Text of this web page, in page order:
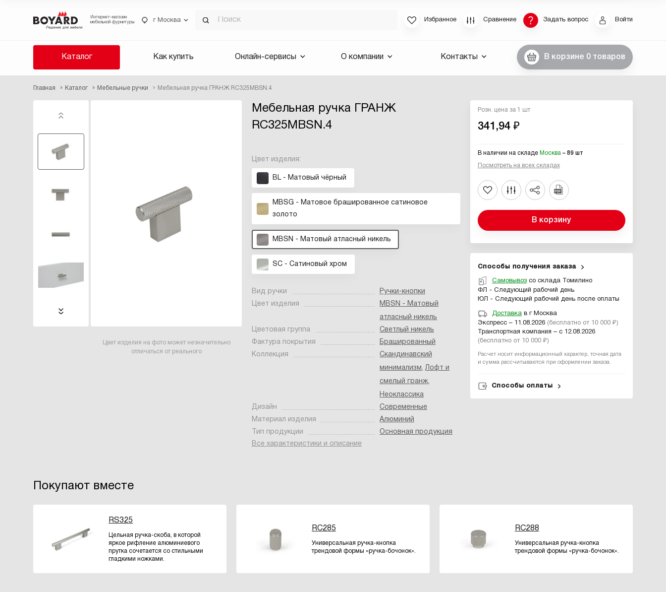
Интернет-магазин
мебельной фурнитуры
г Москва Избранное Сравнение Задать вопрос Войти
Каталог Как купить Онлайн-сервисы О компании Контакты В корзине 0 товаров
Главная Каталог Мебельные ручки Мебельная ручка ГРАНЖ RC325MBSN.4
Мебельная ручка ГРАНЖ
RC325MBSN.4
Цвет изделия на фото может незначительно
отличаться от реального
Цвет изделия:
BL - Матовый чёрный
MBSG - Матовое брашированное сатиновое
золото
MBSN - Матовый атласный никель
SC - Сатиновый хром
Вид ручки
Ручки-кнопки
Цвет изделия
MBSN - Матовый
атласный никель
Цветовая группа
Светлый никель
Фактура покрытия
Брашированный
Коллекция
Скандинавский
минимализм,Лофт и
смелый гранж,
Неоклассика
Дизайн
Современные
Материал изделия
Алюминий
Тип продукции
Основная продукция
Все характеристики и описание
Розн. цена за 1 шт
341,94 ₽
В наличии на складе Москва – 89 шт
Посмотреть на всех складах
В корзину
Способы получения заказа
Самовывозсо склада Томилино
ФЛ - Следующий рабочий день
ЮЛ - Следующий рабочий день после оплаты
Доставкав г Москва
Экспресс – 11.08.2026 (бесплатно от 10 000 ₽)
Транспортная компания – с 12.08.2026
(бесплатно от 10 000 ₽)
Расчет носит информационный характер, точная дата
и сумма рассчитываются при оформлении заказа.
Способы оплаты
Покупают вместе
RS325
Цельная ручка-скоба, в которой
яркое рифление алюминиевого
прутка сочетается со стильными
гладкими ножками.
RC285
Универсальная ручка-кнопка
трендовой формы «ручка-бочонок».
RC288
Универсальная ручка-кнопка
трендовой формы «ручка-бочонок».
Восстановление пароля
Если вы забыли пароль, введите E-Mail. Контрольная строка
для смены пароля, а также ваши регистрационные данные,
будут высланы вам по E-Mail.
Выслать ссылку для восстановления
Выслать